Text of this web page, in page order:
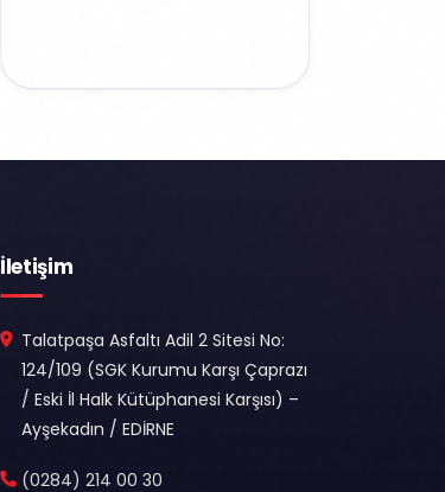
İletişim
Talatpaşa Asfaltı Adil 2 Sitesi No:
124/109 (SGK Kurumu Karşı Çaprazı
/ Eski İl Halk Kütüphanesi Karşısı) –
Ayşekadın / EDİRNE
(0284) 214 00 30